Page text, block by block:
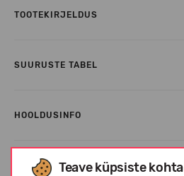
Teave küpsiste kohta
TOOTEKIRJELDUS
SUURUSTE TABEL
HOOLDUSINFO
INFORMATSIOON KOHTA CROCS™